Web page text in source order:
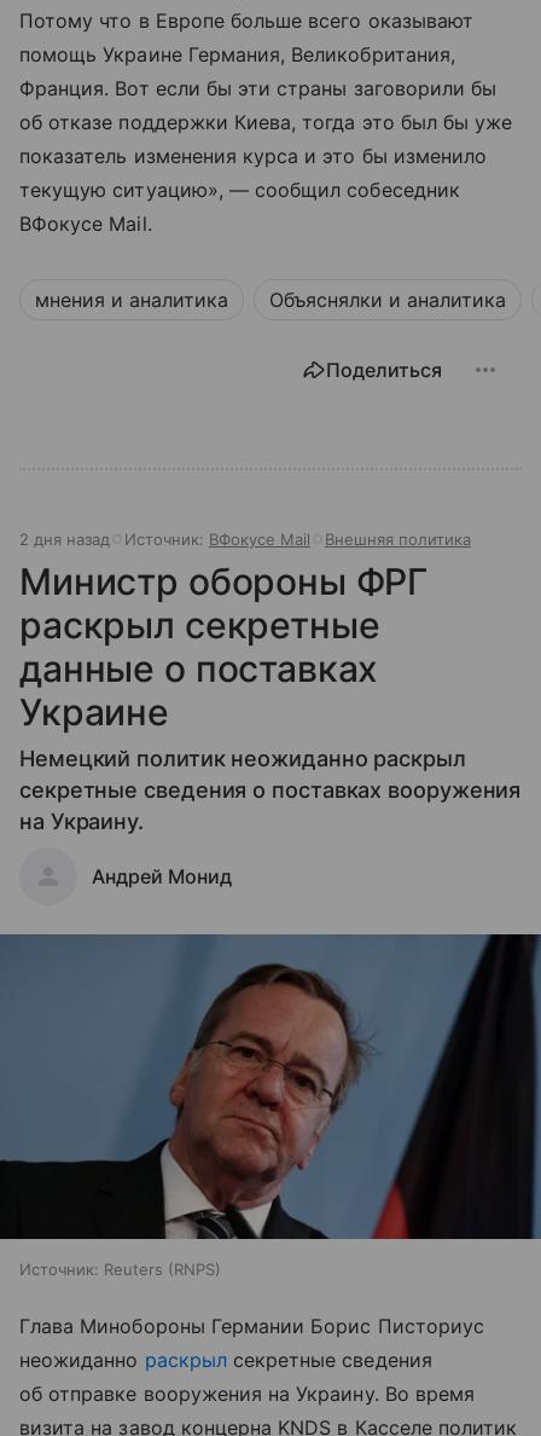
Потому что в Европе больше всего оказывают
помощь Украине Германия, Великобритания,
Франция. Вот если бы эти страны заговорили бы
об отказе поддержки Киева, тогда это был бы уже
показатель изменения курса и это бы изменило
текущую ситуацию», — сообщил собеседник
ВФокусе Mail.
мнения и аналитика Объяснялки и аналитика
Поделиться
2 дня назад Источник: ВФокусе Mail Внешняя политика
Министр обороны ФРГ
раскрыл секретные
данные о поставках
Украине
Немецкий политик неожиданно раскрыл
секретные сведения о поставках вооружения
на Украину.
Андрей Монид
Источник: Reuters (RNPS)
Глава Минобороны Германии Борис Писториус
неожиданно раскрылсекретные сведения
об отправке вооружения на Украину. Во время
визита на завод концерна KNDS в Касселе политик